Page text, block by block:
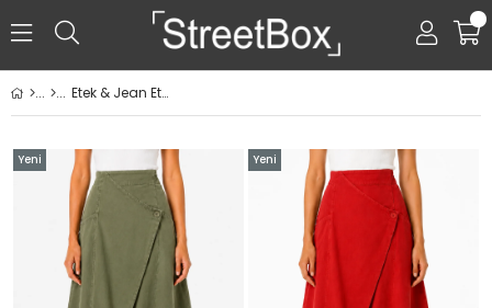
0
Etek & Jean Etek
Yeni
Yeni